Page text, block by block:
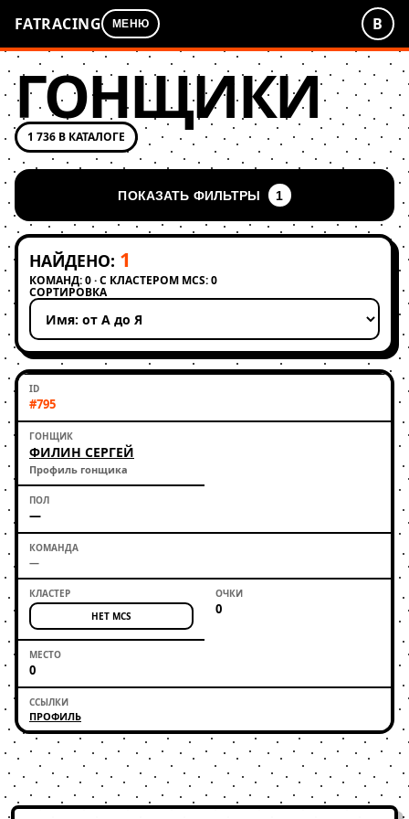
FATRACING МЕНЮ В
ГОНЩИКИ
1 736 В КАТАЛОГЕ
ПОКАЗАТЬ ФИЛЬТРЫ 1
НАЙДЕНО: 1
КОМАНД: 0 · С КЛАСТЕРОМ MCS: 0
СОРТИРОВКА
Применить сортировку
#795
ФИЛИН СЕРГЕЙ
Профиль гонщика
—
—
НЕТ MCS 0
0
ПРОФИЛЬ